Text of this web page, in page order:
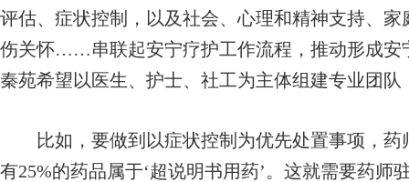
评估、症状控制，以及社会、心理和精神支持、
伤关怀……串联起安宁疗护工作流程，推动形成安
秦苑希望以医生、护士、社工为主体组建专业团
比如，要做到以症状控制为优先处置事项，药
有25%的药品属于‘超说明书用药’。这就需要药师